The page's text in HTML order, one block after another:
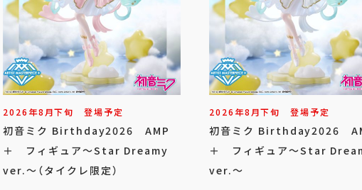
2026年8月下旬 登場予定
初音ミク Birthday2026 AMP
＋ フィギュア～Star Dreamy
ver.～（タイクレ限定）
2026年8月下旬 登場予定
初音ミク Birthday2026
＋ フィギュア～Star
ver.～